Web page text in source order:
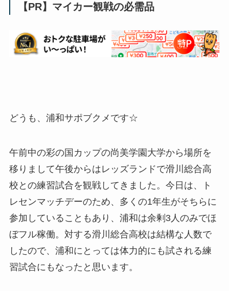
【PR】マイカー観戦の必需品
どうも、浦和サポブクメです☆
午前中の彩の国カップの尚美学園大学から場所を
移りまして午後からはレッズランドで滑川総合高
校との練習試合を観戦してきました。今日は、ト
レセンマッチデーのため、多くの1年生がそちらに
参加していることもあり、浦和は余剰3人のみでほ
ぼフル稼働。対する滑川総合高校は結構な人数で
したので、浦和にとっては体力的にも試される練
習試合にもなったと思います。